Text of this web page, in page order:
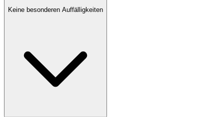
Keine besonderen Auffälligkeiten